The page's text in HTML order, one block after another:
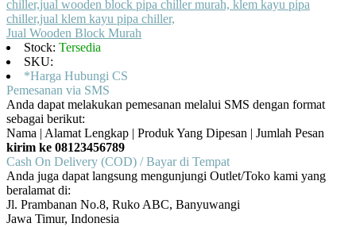
Jual Wooden Block Murah
Stock: Tersedia
SKU:
*Harga Hubungi CS
Pemesanan via SMS
Anda dapat melakukan pemesanan melalui SMS dengan format
sebagai berikut:
Nama | Alamat Lengkap | Produk Yang Dipesan | Jumlah Pesan
kirim ke 08123456789
Cash On Delivery (COD) / Bayar di Tempat
Anda juga dapat langsung mengunjungi Outlet/Toko kami yang
beralamat di:
Jl. Prambanan No.8, Ruko ABC, Banyuwangi
Jawa Timur, Indonesia